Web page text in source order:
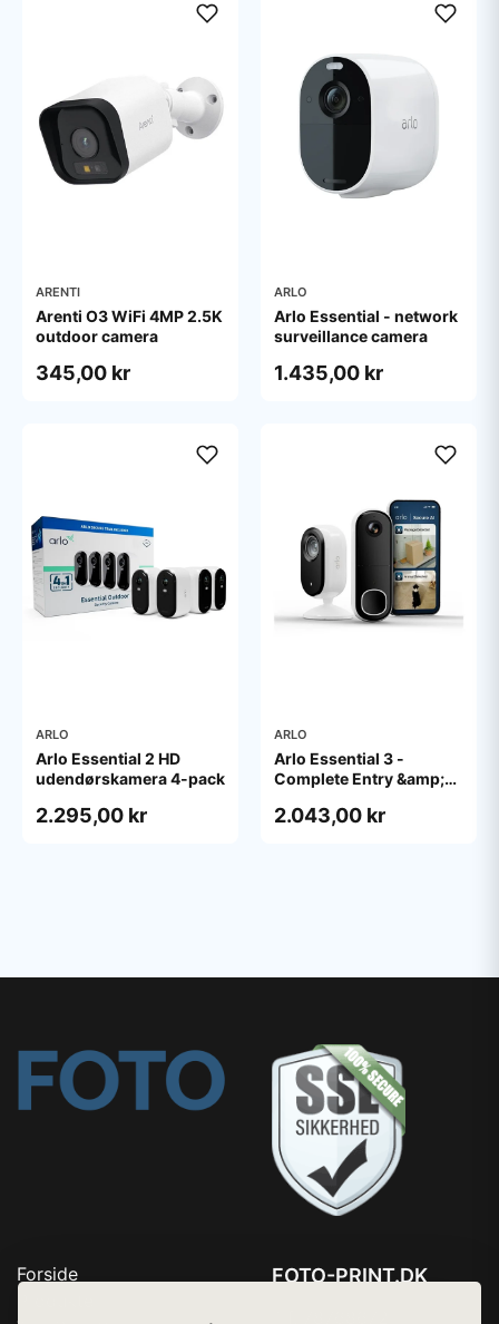
ARENTI
Arenti O3 WiFi 4MP 2.5K
outdoor camera
345,00 kr
ARLO
Arlo Essential - network
surveillance camera
1.435,00 kr
ARLO
Arlo Essential 2 HD
udendørskamera 4-pack
2.295,00 kr
ARLO
Arlo Essential 3 -
Complete Entry &amp;
network surveillance
2.043,00 kr
Forside
FOTO-PRINT.DK